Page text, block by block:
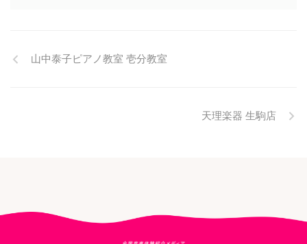
山中泰子ピアノ教室 壱分教室
天理楽器 生駒店